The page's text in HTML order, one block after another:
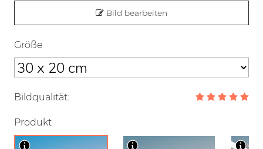
Bild bearbeiten
Größe
Bildqualität:
Produkt